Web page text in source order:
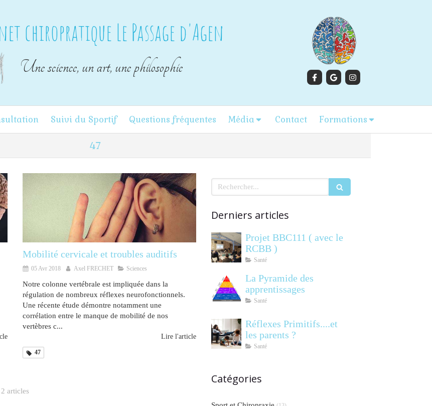
chiropratique Le Passage d'Agen
Une science, un art, une philosophie
Suivi du Sportif Questions fréquentes Média Contact Formations
47
Mobilité cervicale et troubles auditifs
05 Avr 2018 Axel FRECHET Sciences
Notre colonne vertébrale est impliquée dans la
régulation de nombreux réflexes neurofonctionnels.
Une récente étude démontre notamment une
corrélation entre le manque de mobilité de nos
vertèbres c...
Lire l'article
47
2 articles
Rechercher
Derniers articles
Projet BBC111 ( avec le
RCBB )
Santé
La Pyramide des
apprentissages
Santé
Réflexes Primitifs....et
les parents ?
Santé
Catégories